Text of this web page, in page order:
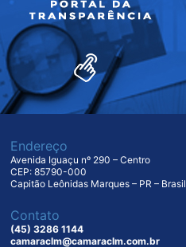
Endereço
Avenida Iguaçu nº 290 – Centro
CEP: 85790-000
Capitão Leônidas Marques – PR – Brasil
Contato
(45) 3286 1144
camaraclm@camaraclm.com.br